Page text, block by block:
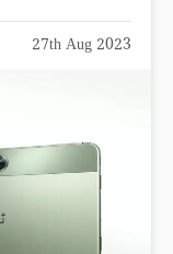
27th Aug 2023